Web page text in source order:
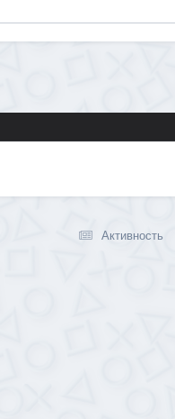
Активность